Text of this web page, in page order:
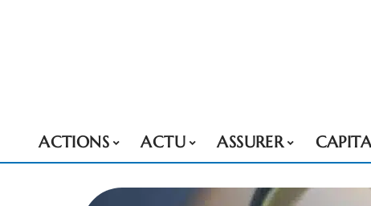
ACTIONS ACTU ASSURER